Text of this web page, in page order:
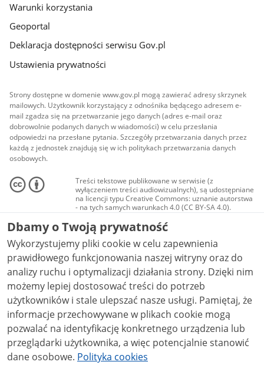
Warunki korzystania
Geoportal
Deklaracja dostępności serwisu Gov.pl
Ustawienia prywatności
Strony dostępne w domenie www.gov.pl mogą zawierać adresy skrzynek
mailowych. Użytkownik korzystający z odnośnika będącego adresem e-
mail zgadza się na przetwarzanie jego danych (adres e-mail oraz
dobrowolnie podanych danych w wiadomości) w celu przesłania
odpowiedzi na przesłane pytania. Szczegóły przetwarzania danych przez
każdą z jednostek znajdują się w ich politykach przetwarzania danych
osobowych.
Treści tekstowe publikowane w serwisie (z
wyłączeniem treści audiowizualnych), są udostępniane
na licencji typu Creative Commons: uznanie autorstwa
- na tych samych warunkach 4.0 (CC BY-SA 4.0).
Materiały audiowizualne, w tym zdjęcia, materiały
audio i wideo, są udostępniane na licencji typu
Creative Commons: uznanie autorstwa użycie
niekomercyjne - bez utworów zależnych 4.0 (CC BY-
NC-ND 4.0), o ile nie jest to stwierdzone inaczej.
Dbamy o Twoją prywatność
Wykorzystujemy pliki cookie w celu zapewnienia
prawidłowego funkcjonowania naszej witryny oraz do
analizy ruchu i optymalizacji działania strony. Dzięki nim
możemy lepiej dostosować treści do potrzeb
użytkowników i stale ulepszać nasze usługi. Pamiętaj, że
informacje przechowywane w plikach cookie mogą
pozwalać na identyfikację konkretnego urządzenia lub
przeglądarki użytkownika, a więc potencjalnie stanowić
dane osobowe. Polityka cookies